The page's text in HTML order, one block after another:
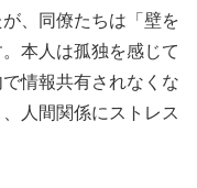
、同僚たちは「壁を
本人は孤独を感じて
情報共有されなくな
人間関係にストレス